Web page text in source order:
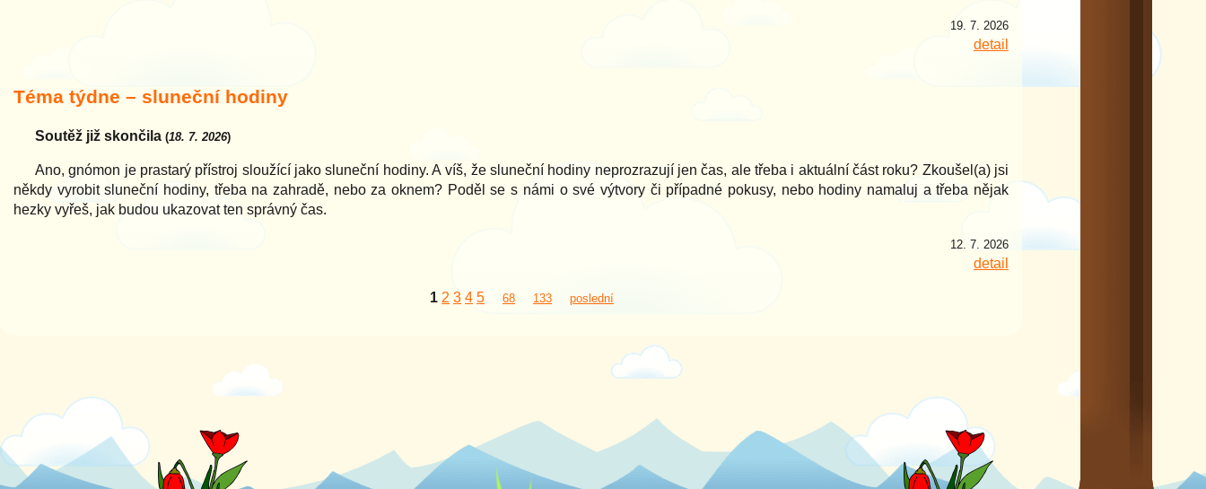
19. 7. 2026
detail
Téma týdne – sluneční hodiny
Soutěž již skončila (18. 7. 2026)
Ano, gnómon je prastarý přístroj sloužící jako sluneční hodiny. A víš, že sluneční hodiny neprozrazují jen čas, ale třeba i aktuální část roku? Zkoušel(a) jsi
někdy vyrobit sluneční hodiny, třeba na zahradě, nebo za oknem? Poděl se s námi o své výtvory či případné pokusy, nebo hodiny namaluj a třeba nějak
hezky vyřeš, jak budou ukazovat ten správný čas.
12. 7. 2026
detail
1 2 3 4 5 68 133 poslední